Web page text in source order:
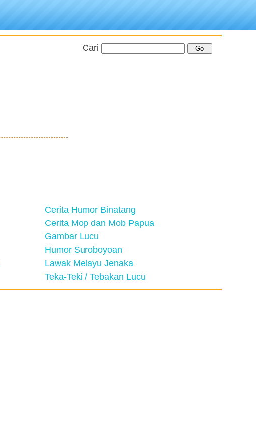
Cari
Cerita Humor Binatang
Cerita Mop dan Mob Papua
Gambar Lucu
Humor Suroboyoan
Lawak Melayu Jenaka
Teka-Teki / Tebakan Lucu